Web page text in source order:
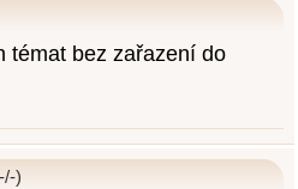
témat bez zařazení do
)